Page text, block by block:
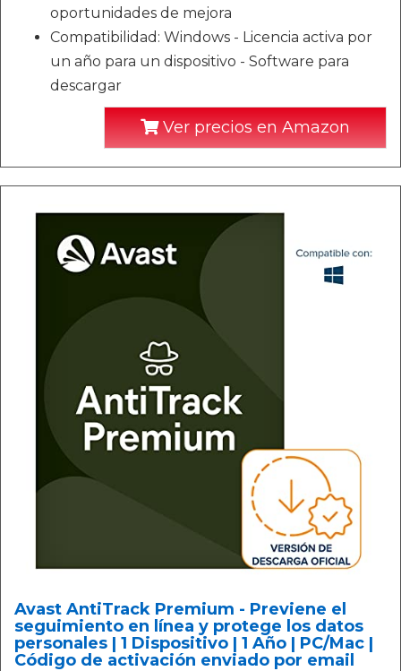
oportunidades de mejora
Compatibilidad: Windows - Licencia activa por
un año para un dispositivo - Software para
descargar
Ver precios en Amazon
Avast AntiTrack Premium - Previene el
seguimiento en línea y protege los datos
personales | 1 Dispositivo | 1 Año | PC/Mac |
Código de activación enviado por email